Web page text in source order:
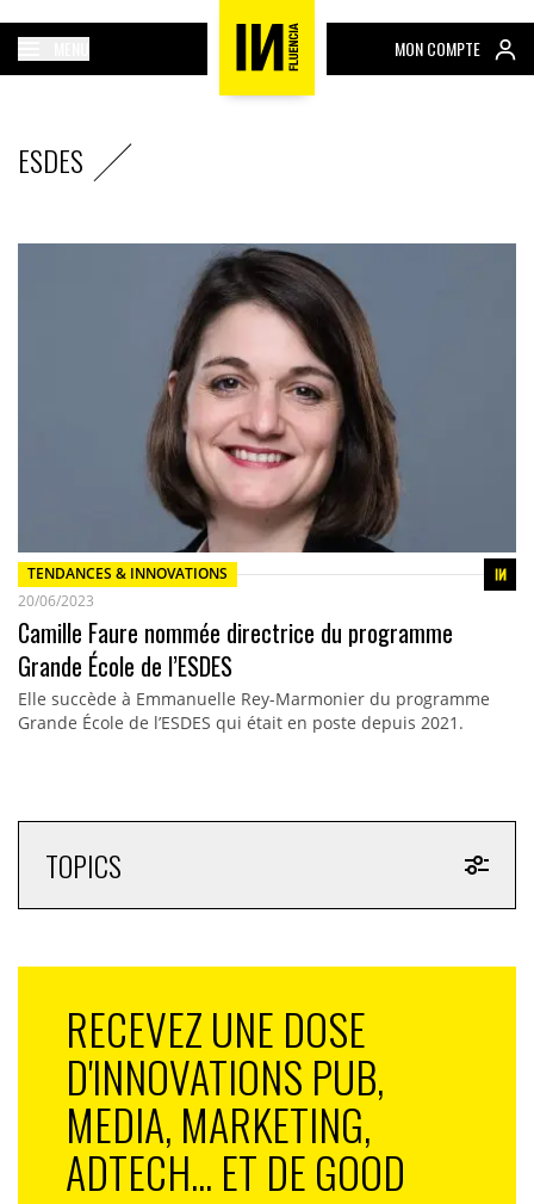
MON COMPTE
ESDES
TENDANCES & INNOVATIONS
20/06/2023
Camille Faure nommée directrice du programme
Grande École de l’ESDES
Elle succède à Emmanuelle Rey-Marmonier du programme
Grande École de l’ESDES qui était en poste depuis 2021.
TOPICS
RECEVEZ UNE DOSE
D'INNOVATIONS PUB,
MEDIA, MARKETING,
ADTECH... ET DE GOOD